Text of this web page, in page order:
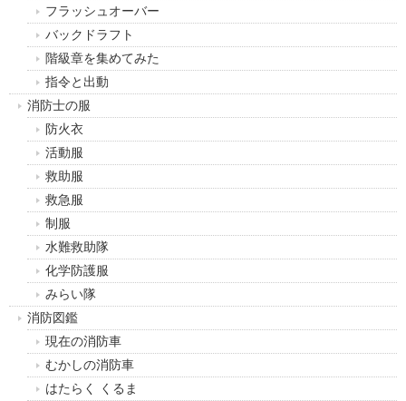
フラッシュオーバー
バックドラフト
階級章を集めてみた
指令と出動
消防士の服
防火衣
活動服
救助服
救急服
制服
水難救助隊
化学防護服
みらい隊
消防図鑑
現在の消防車
むかしの消防車
はたらく くるま